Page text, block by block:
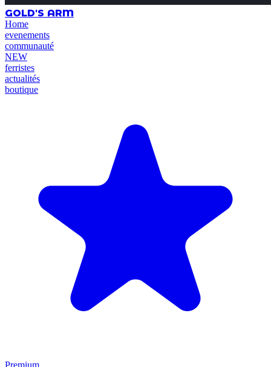
GOLD'S ARM
Home
evenements
communauté
NEW
ferristes
actualités
boutique
Premium